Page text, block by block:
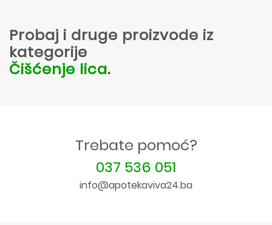
Probaj i druge proizvode iz
kategorije
Čišćenje lica.
Trebate pomoć?
037 536 051
info@apotekaviva24.ba